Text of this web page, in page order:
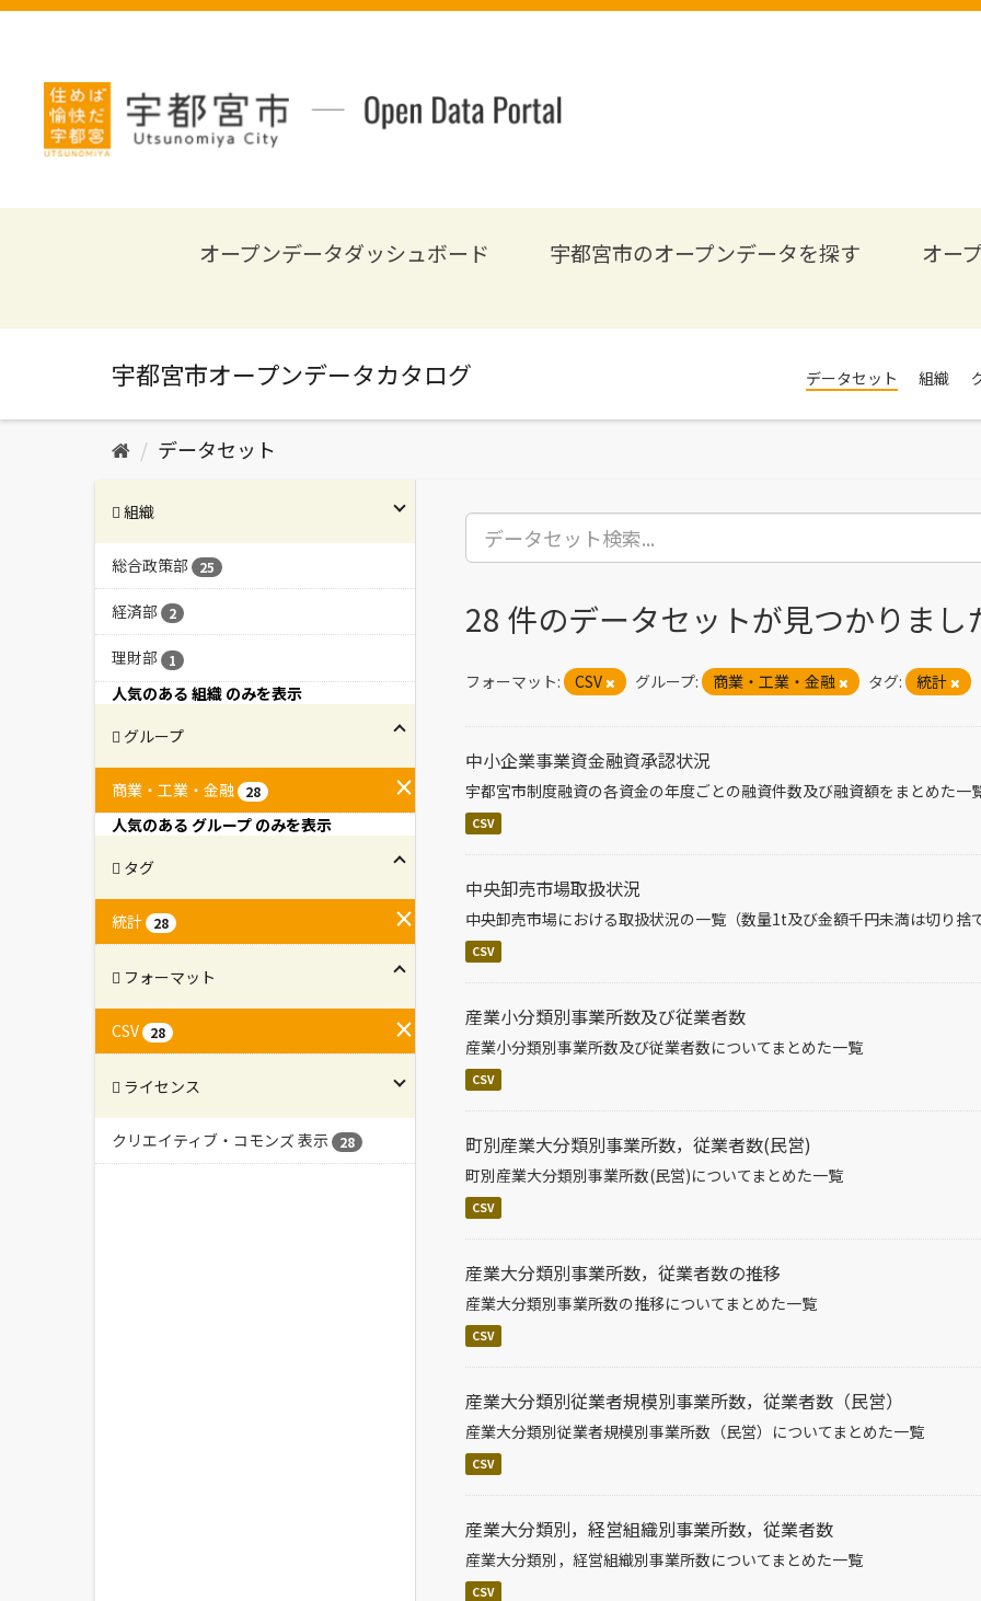
ス
オープンデータダッシュボード 宇都宮市のオープンデータを探す オー
データセット 組織
データセット
組織
総合政策部 25
経済部 2
理財部 1
人気のある 組織 のみを表示
グループ
商業・工業・金融 28
人気のある グループ のみを表示
タグ
統計 28
フォーマット
CSV 28
ライセンス
クリエイティブ・コモンズ 表示 28
28 件のデータセットが見つかりまし
フォーマット: CSV グループ: 商業・工業・金融 タグ: 統計
中小企業事業資金融資承認状況
宇都宮市制度融資の各資金の年度ごとの融資件数及び融資額をまとめた一
CSV
中央卸売市場取扱状況
中央卸売市場における取扱状況の一覧（数量1t及び金額千円未満は切り捨
CSV
産業小分類別事業所数及び従業者数
産業小分類別事業所数及び従業者数についてまとめた一覧
CSV
町別産業大分類別事業所数，従業者数(民営)
町別産業大分類別事業所数(民営)についてまとめた一覧
CSV
産業大分類別事業所数，従業者数の推移
産業大分類別事業所数の推移についてまとめた一覧
CSV
産業大分類別従業者規模別事業所数，従業者数（民営）
産業大分類別従業者規模別事業所数（民営）についてまとめた一覧
CSV
産業大分類別，経営組織別事業所数，従業者数
産業大分類別，経営組織別事業所数についてまとめた一覧
CSV